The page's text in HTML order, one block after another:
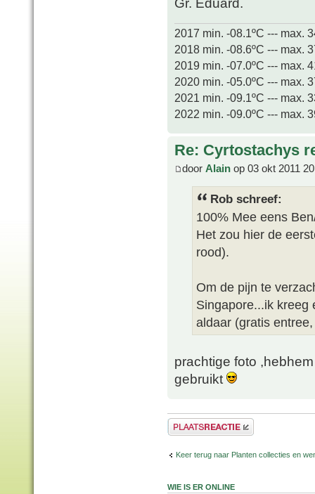
2017 min. -08.1ºC --- max.
2018 min. -08.6ºC --- max.
2019 min. -07.0ºC --- max.
2020 min. -05.0ºC --- max.
2021 min. -09.1ºC --- max.
2022 min. -09.0ºC --- max.
Re: Cyrtostachys
door Alain op 03 okt 2011
Rob schreef:
100% Mee eens
Het zou hier de
rood).
Om de pijn te
Singapore...ik kreeg
aldaar (gratis
prachtige foto
gebruikt
Plaats een reactie
Keer terug naar Planten collecties en
WIE IS ER ONLINE